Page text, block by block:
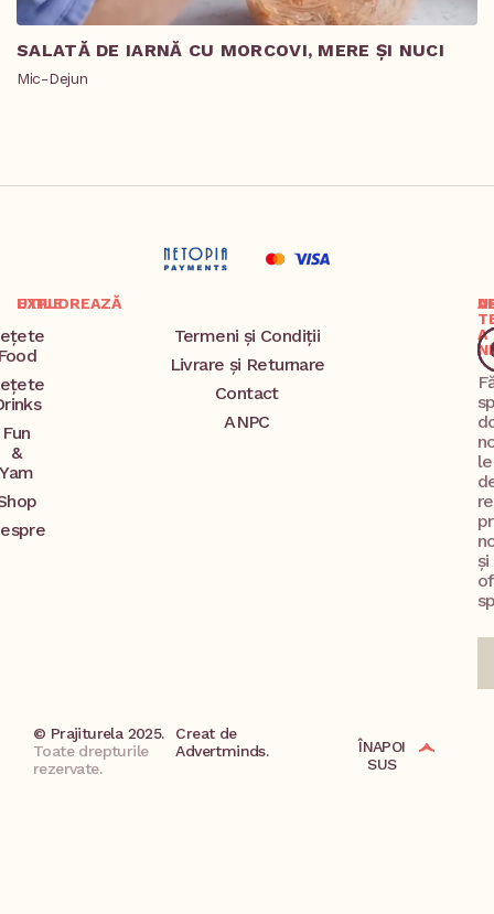
SALATĂ DE IARNĂ CU MORCOVI, MERE ȘI NUCI
Mic-Dejun
EXPLOREAZĂ
Fun
&
Yam
UTILE
Termeni și Condiții
Livrare și Returnare
Contact
ANPC
A
și
© Prajiturela 2025.
Toate drepturile
rezervate.
Creat de
Advertminds.
ÎNAPOI
SUS